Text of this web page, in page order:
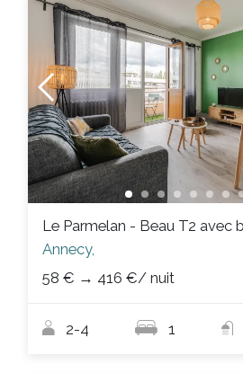
Annecy,
58 € → 416 €/ nuit
2-4 1